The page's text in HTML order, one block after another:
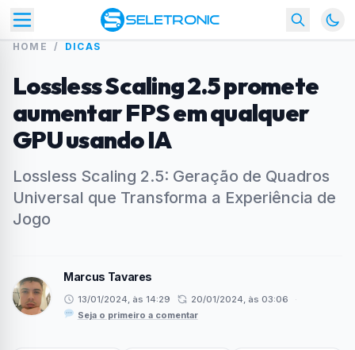
HOME / DICAS
Lossless Scaling 2.5 promete
aumentar FPS em qualquer
GPU usando IA
Lossless Scaling 2.5: Geração de Quadros
Universal que Transforma a Experiência de
Jogo
Marcus Tavares
13/01/2024, às 14:29 20/01/2024, às 03:06
·
Seja o primeiro a comentar